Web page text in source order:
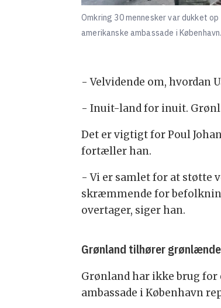
Omkring 30 mennesker var dukket
amerikanske ambassade i København.
- Velvidende om, hvordan
- Inuit-land for inuit.
Det er vigtigt for Poul
fortæller han.
- Vi er samlet for at støtte
skræmmende for
overtager, siger han.
Grønland tilhører
Grønland har ikke brug
ambassade i København